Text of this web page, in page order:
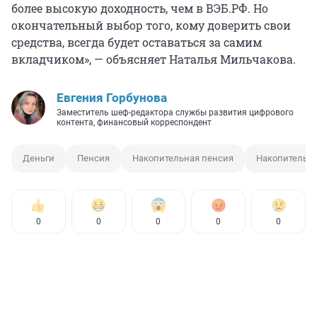
более высокую доходность, чем в ВЭБ.РФ. Но
окончательный выбор того, кому доверить свои
средства, всегда будет оставаться за самим
вкладчиком», — объясняет Наталья Мильчакова.
Евгения Горбунова
Заместитель шеф-редактора службы развития цифрового
контента, финансовый корреспондент
Деньги Пенсия Накопительная пенсия
0 0 0 0 0